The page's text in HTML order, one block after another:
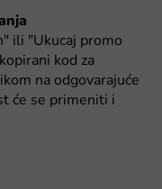
ili "Ukucaj promo
kod za
na odgovarajuće
će se primeniti i